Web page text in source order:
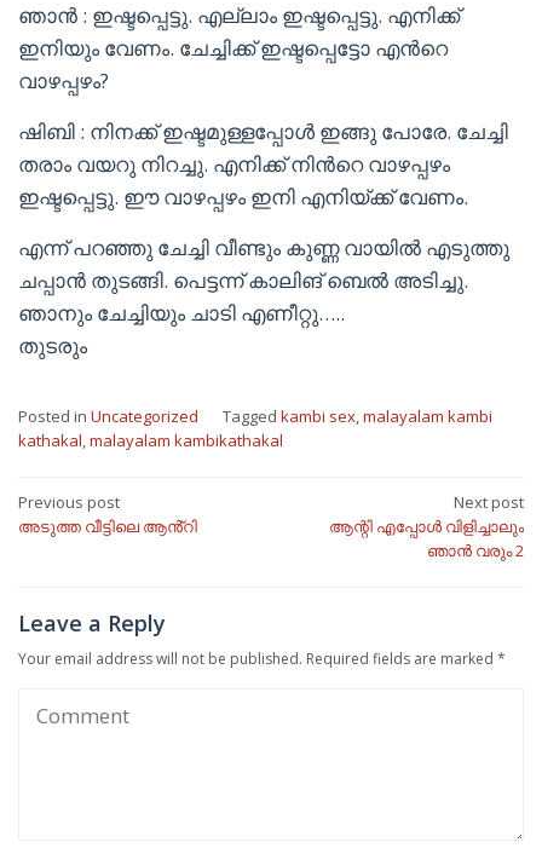
ഞാൻ : ഇഷ്ടപ്പെട്ടു. എല്ലാം ഇഷ്ടപ്പെട്ടു. എനിക്ക്
ഇനിയും വേണം. ചേച്ചിക്ക് ഇഷ്ടപ്പെട്ടോ എൻറെ
വാഴപ്പഴം?
ഷിബി : നിനക്ക് ഇഷ്ടമുള്ളപ്പോൾ ഇങ്ങു പോരേ. ചേച്ചി
തരാം വയറു നിറച്ചു. എനിക്ക് നിൻറെ വാഴപ്പഴം
ഇഷ്ടപ്പെട്ടു. ഈ വാഴപ്പഴം ഇനി എനിയ്ക്ക് വേണം.
എന്ന് പറഞ്ഞു ചേച്ചി വീണ്ടും കുണ്ണ വായിൽ എടുത്തു
ചപ്പാൻ തുടങ്ങി. പെട്ടന്ന് കാലിങ് ബെൽ അടിച്ചു.
ഞാനും ചേച്ചിയും ചാടി എണീറ്റു…..
തുടരും
Posted in Uncategorized Tagged kambi sex,malayalam kambi
kathakal,malayalam kambikathakal
Post
navigation
Previous post
അടുത്ത വീട്ടിലെ ആൻ്റി
Next post
ആന്റി എപ്പോൾ വിളിച്ചാലും
ഞാൻ വരും 2
Leave a Reply
Your email address will not be published. Required fields are marked *